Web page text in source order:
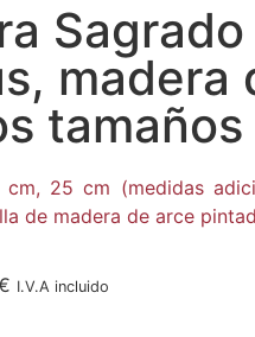
madera
tamaños
cm, 25 cm (medidas
de madera de arce
I.V.A incluido